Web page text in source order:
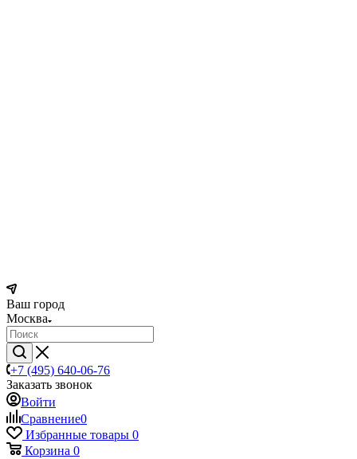
Ваш город
Москва
+7 (495) 640-06-76
Заказать звонок
Войти
Сравнение0
Избранные товары 0
Корзина 0